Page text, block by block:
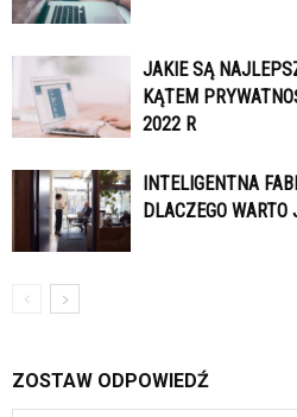
JAKIE SĄ
KĄTEM
2022 R
INTELIGENTNA
DLACZEGO WARTO
ZOSTAW ODPOWIEDŹ